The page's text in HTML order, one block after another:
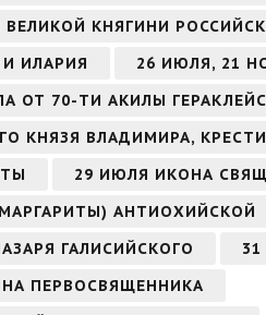
КНЯГИНИ
ИЛАРИЯ
26 ИЮЛЯ, 21
ОТ 70-ТИ АКИЛЫ
КНЯЗЯ ВЛАДИМИРА,
29 ИЮЛЯ ИКОНА
АНТИОХИЙСКОЙ
ГАЛИСИЙСКОГО
ПЕРВОСВЯЩЕННИКА